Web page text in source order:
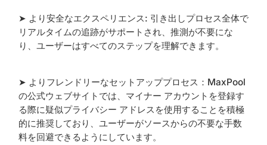
➤ より安全なエクスペリエンス: 引き出しプロセス全体で
リアルタイムの追跡がサポートされ、推測が不要にな
り、ユーザーはすべてのステップを理解できます。
➤ よりフレンドリーなセットアッププロセス：MaxPool
の公式ウェブサイトでは、マイナー アカウントを登録す
る際に疑似プライバシー アドレスを使用することを積極
的に推奨しており、ユーザーがソースからの不要な手数
料を回避できるようにしています。